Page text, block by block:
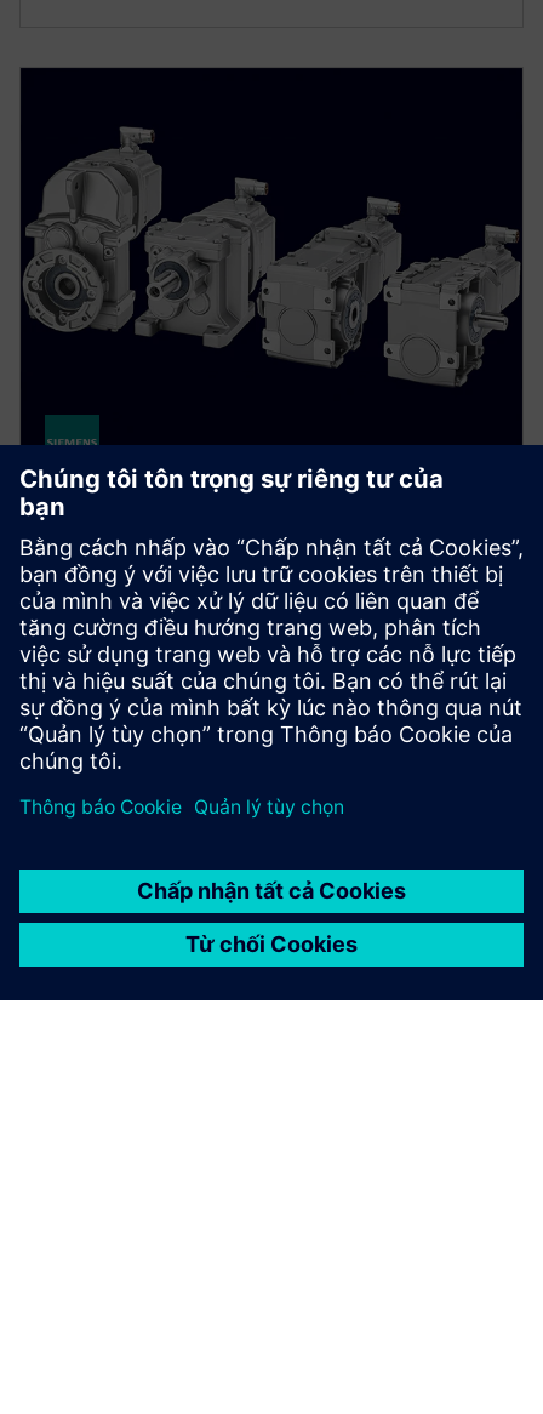
Servo Geared Motors -
SIMOTICS S-1FG1
Get a fully assembled, tested, and ready-to-run
solution. Our servo geared motors deliver high
precision and dynamic performance for a wide range
of applications.